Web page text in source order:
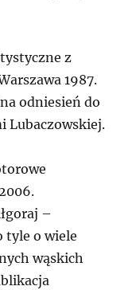
z
1987.
odniesień do
Lubaczowskiej.
–
tyle o wiele
wąskich